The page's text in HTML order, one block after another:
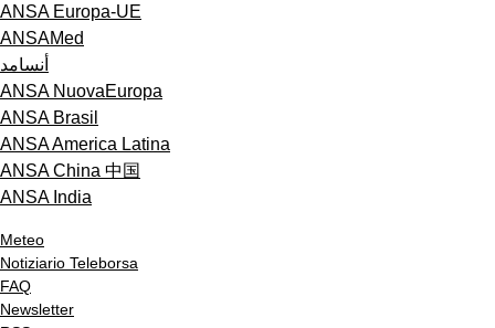
ANSA Europa-UE
ANSAMed
أنسامد
ANSA NuovaEuropa
ANSA Brasil
ANSA America Latina
ANSA China 中国
ANSA India
Meteo
Notiziario Teleborsa
FAQ
Newsletter